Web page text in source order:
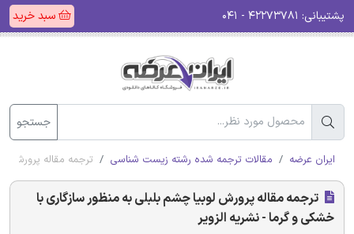
پشتیبانی: سبد خرید
جستجو
ایران عرضه مقالات ترجمه شده رشته زیست شناسی ترجمه مقاله پرورش
ترجمه مقاله پرورش لوبیا چشم بلبلی به منظور سازگاری با
خشکی و گرما - نشریه الزویر